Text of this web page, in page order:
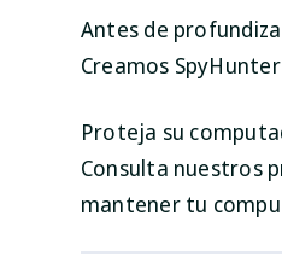
Antes de
Creamos
Proteja su
Consulta nuestros
mantener tu